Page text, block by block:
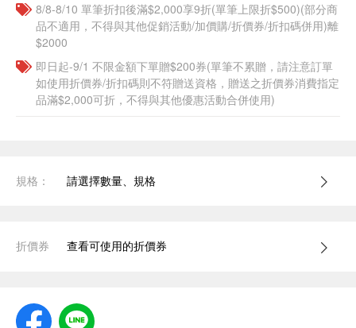
8/8-8/10 單筆折扣後滿$2,000享9折(單筆上限折$500)(部分商
品不適用，不得與其他促銷活動/加價購/折價券/折扣碼併用)離
$2000
即日起-9/1 不限金額下單贈$200券(單筆不累贈，請注意訂單
如使用折價券/折扣碼則不符贈送資格，贈送之折價券消費指定
品滿$2,000可折，不得與其他優惠活動合併使用)
規格： 請選擇數量、規格
折價券 查看可使用的折價券